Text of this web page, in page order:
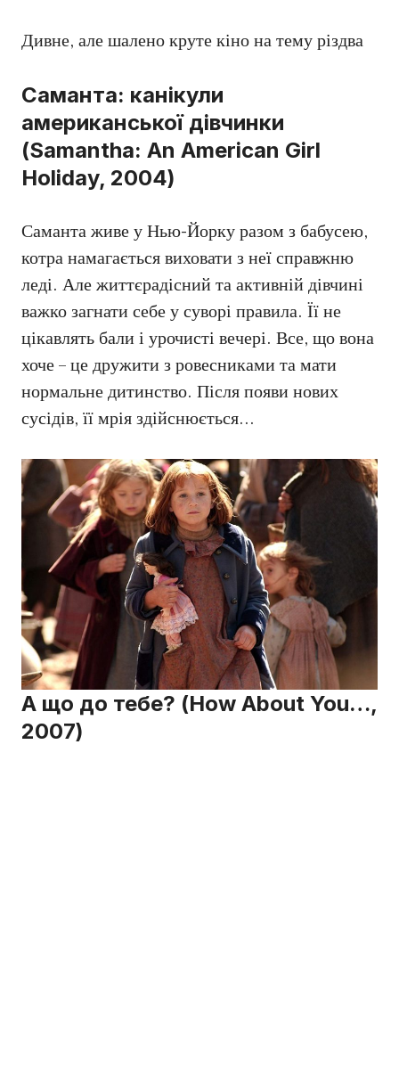
Дивне, але шалено круте кіно на тему різдва
Саманта: канікули
американської дівчинки
(Samantha: An American Girl
Holiday, 2004)
Саманта живе у Нью-Йорку разом з бабусею,
котра намагається виховати з неї справжню
леді. Але життєрадісний та активній дівчині
важко загнати себе у суворі правила. Її не
цікавлять бали і урочисті вечері. Все, що вона
хоче – це дружити з ровесниками та мати
нормальне дитинство. Після появи нових
сусідів, її мрія здійснюється…
А що до тебе? (How About You…,
2007)